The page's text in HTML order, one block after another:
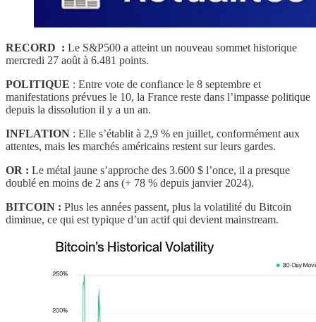
RECORD : Le S&P500 a atteint un nouveau sommet historique
mercredi 27 août à 6.481 points.
POLITIQUE : Entre vote de confiance le 8 septembre et
manifestations prévues le 10, la France reste dans l’impasse politique
depuis la dissolution il y a un an.
INFLATION : Elle s’établit à 2,9 % en juillet, conformément aux
attentes, mais les marchés américains restent sur leurs gardes.
OR : Le métal jaune s’approche des 3.600 $ l’once, il a presque
doublé en moins de 2 ans (+ 78 % depuis janvier 2024).
BITCOIN : Plus les années passent, plus la volatilité du Bitcoin
diminue, ce qui est typique d’un actif qui devient mainstream.